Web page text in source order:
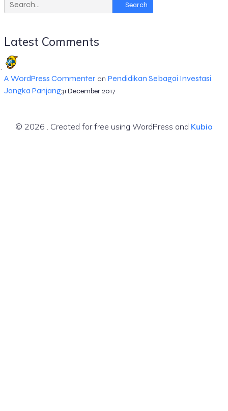
Search
Latest Comments
A WordPress Commenter on Pendidikan Sebagai Investasi
Jangka Panjang31 December 2017
© 2026 . Created for free using WordPress and Kubio